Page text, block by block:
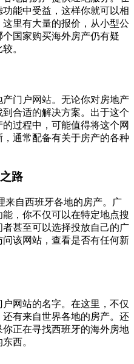
能中受益，这样你就可以相
里有大量的报价，从小型公
国家购买海外房产仍有疑
。
门户网站。无论你对房地产
合适的解决方案。出于这个
过程中，可能值得将这个网
通常配备有关于房产的各种
路
来自西班牙各地的房产。广
，你不仅可以在特定地点搜
甚至可以选择投放自己的广
该网站，查看是否有任何新
网站的名字。在这里，不仅
有来自世界各地的房产。还
正在寻找西班牙的海外房地
西。